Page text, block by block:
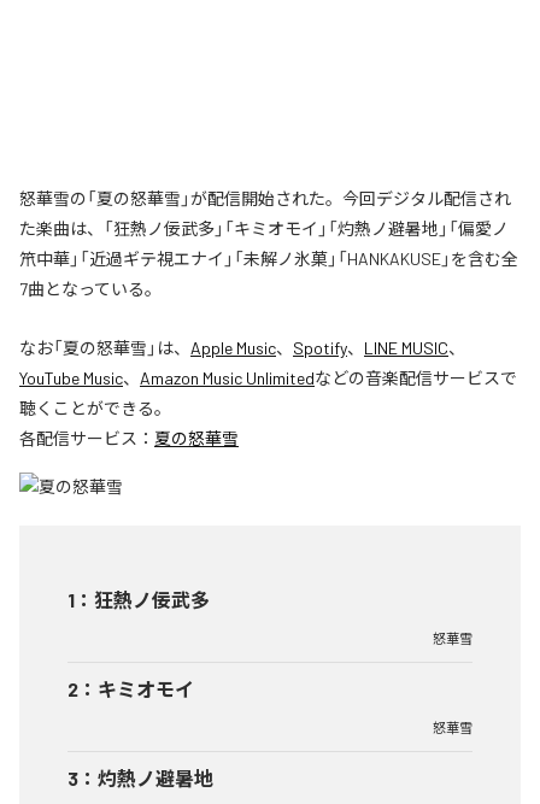
怒華雪の「夏の怒華雪」が配信開始された。今回デジタル配信され
た楽曲は、「狂熱ノ佞武多」「キミオモイ」「灼熱ノ避暑地」「偏愛ノ
笊中華」「近過ギテ視エナイ」「未解ノ氷菓」「HANKAKUSE」を含む全
7曲となっている。
なお「夏の怒華雪 」は、 Apple Music、 Spotify、 LINE MUSIC、
YouTube Music、 Amazon Music Unlimitedなどの音楽配信サービスで
聴くことができる。
各配信サービス： 夏の怒華雪
1 ： 狂熱ノ佞武多
怒華雪
2 ： キミオモイ
怒華雪
3 ： 灼熱ノ避暑地